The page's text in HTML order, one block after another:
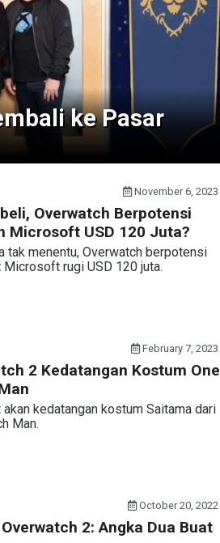
ke Pasar
November 6, 2023
Overwatch Berpotensi
Microsoft USD 120 Juta?
tak menentu, Overwatch berpotensi
Microsoft rugi USD 120 juta.
February 7, 2023
2 Kedatangan Kostum One
kedatangan kostum Saitama dari
Man.
October 20, 2022
2: Angka Dua Buat